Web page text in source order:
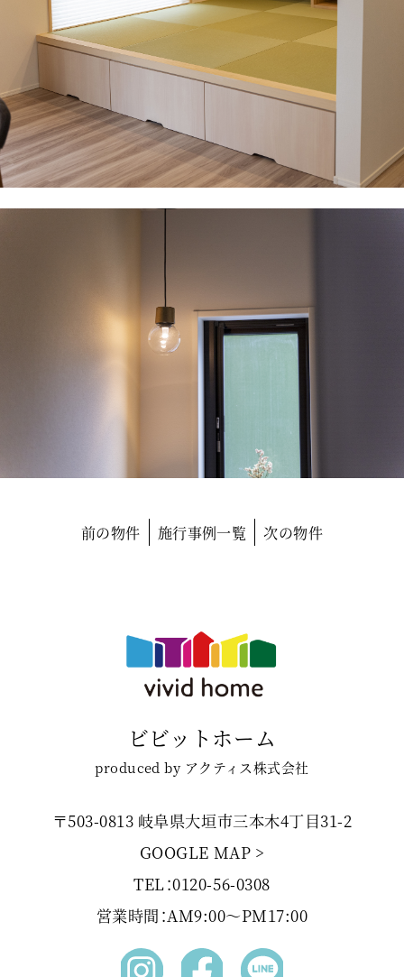
前の物件 施行事例一覧 次の物件
ビビットホーム
produced by アクティス株式会社
〒503-0813 岐阜県大垣市三本木4丁目31-2
GOOGLE MAP >
TEL：0120-56-0308
営業時間：AM9:00〜PM17:00